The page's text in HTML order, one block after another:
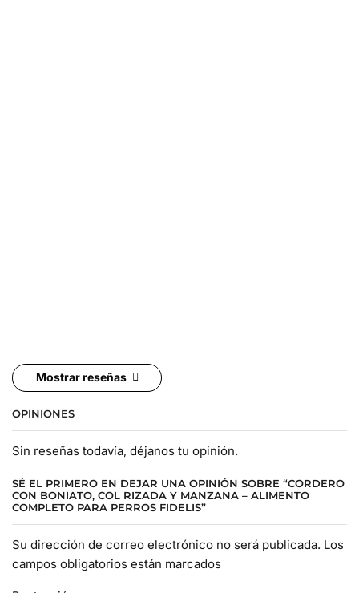
Mostrar reseñas
OPINIONES
Sin reseñas todavía, déjanos tu opinión.
SÉ EL PRIMERO EN DEJAR UNA OPINIÓN SOBRE “CORDERO
CON BONIATO, COL RIZADA Y MANZANA – ALIMENTO
COMPLETO PARA PERROS FIDELIS”
Su dirección de correo electrónico no será publicada. Los
campos obligatorios están marcados